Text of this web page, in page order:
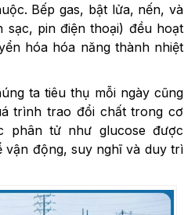
Bếp gas, bật lửa, nến, và
sạc, pin điện thoại) đều hoạt
hóa hóa năng thành nhiệt
ta tiêu thụ mỗi ngày cũng
trình trao đổi chất trong cơ
phân tử như glucose được
vận động, suy nghĩ và duy trì